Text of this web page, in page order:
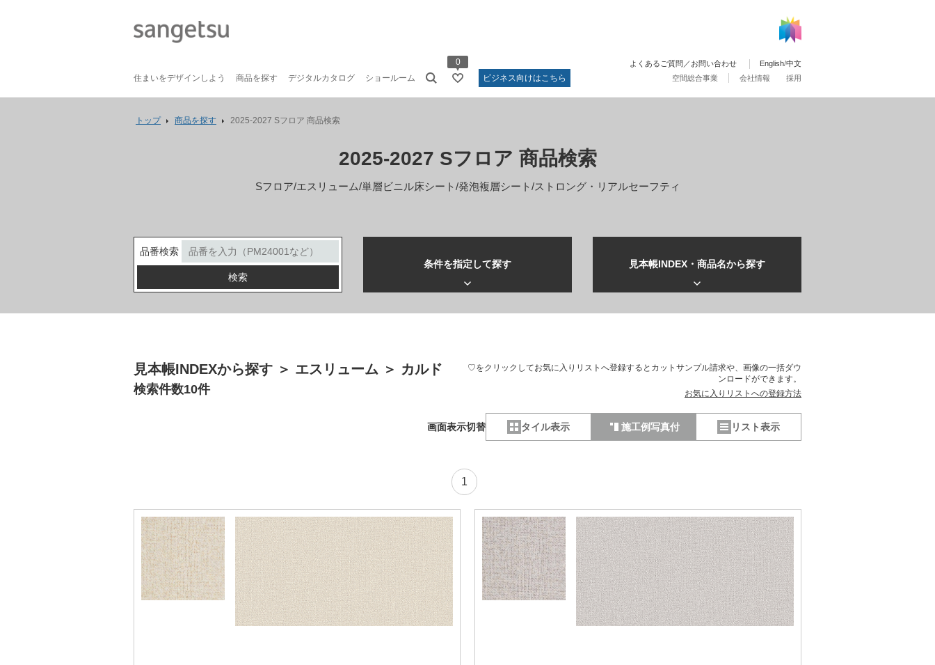
住まいをデザインしよう 商品を探す デジタルカタログ ショールーム
0
ビジネス向けはこちら
空間総合事業 会社情報 採用
よくあるご質問／お問い合わせ English/中文
トップ 商品を探す 2025-2027 Sフロア 商品検索
2025-2027 Sフロア 商品検索
Sフロア/エスリューム/単層ビニル床シート/発泡複層シート/ストロング・リアルセーフティ
品番検索
検索
条件を指定して探す 見本帳INDEX・ 商品名から探す
見本帳INDEXから探す ＞ エスリューム ＞ カルド
検索件数10件
♡をクリックしてお気に入りリストへ登録するとカットサンプル請求や、 画像の一括ダウ
ンロードができます。
お気に入りリストへの登録方法
画面表示切替 タイル表示 施工例写真付 リスト表示
1